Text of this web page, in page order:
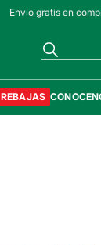
Envío gratis en
REBAJAS